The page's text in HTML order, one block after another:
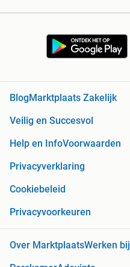
BlogMarktplaats Zakelijk
Veilig en Succesvol
Help en InfoVoorwaarden
Privacyverklaring
Cookiebeleid
Privacyvoorkeuren
Over MarktplaatsWerken bij